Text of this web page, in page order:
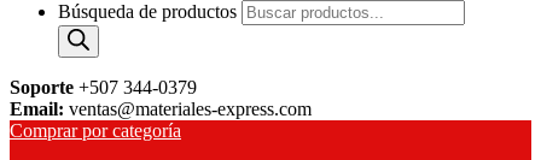
Búsqueda de productos
Soporte +507 344-0379
Email: ventas@materiales-express.com
Comprar por categoría